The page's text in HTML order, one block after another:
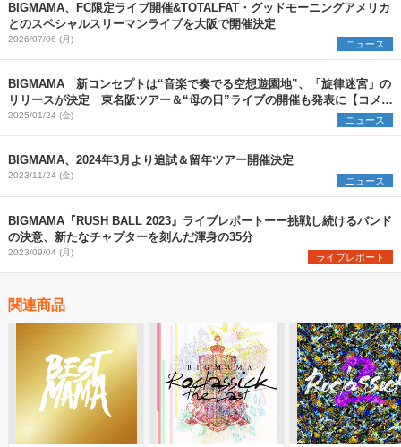
BIGMAMA、FC限定ライブ開催&TOTALFAT・グッドモーニングアメリカ
とのスペシャルスリーマンライブを大阪で開催決定
2026/07/06 (月) ニュース
BIGMAMA 新コンセプトは“音楽で奏でる空想遊園地”、「旋律迷宮」の
リリースが決定 東名阪ツアー＆“母の日”ライブの開催も発表に【コメン
トあり】
2025/01/24 (金) ニュース
BIGMAMA、2024年3月より追試＆留年ツアー開催決定
2023/11/24 (金) ニュース
BIGMAMA『RUSH BALL 2023』ライブレポートーー挑戦し続けるバンド
の決意、新たなチャプターを刻んだ渾身の35分
2023/09/04 (月) ライブレポート
関連商品